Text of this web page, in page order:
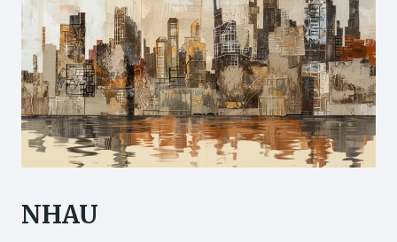
2024
–
拆
解
色
斑
成
因
及
女
NHAU